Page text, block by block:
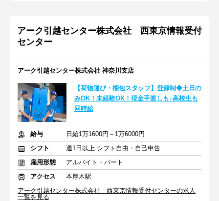
アーク引越センター株式会社 西東京情報受付
センター
アーク引越センター株式会社 神奈川支店
【荷物運び・梱包スタッフ】登録制◆土日の
みOK！未経験OK！現金手渡しも♪高校生も
同時給
給与
日給1万1600円～1万6000円
シフト
週1日以上 シフト自由・自己申告
雇用形態
アルバイト・パート
アクセス
本厚木駅
アーク引越センター株式会社 西東京情報受付センターの求人
一覧を見る